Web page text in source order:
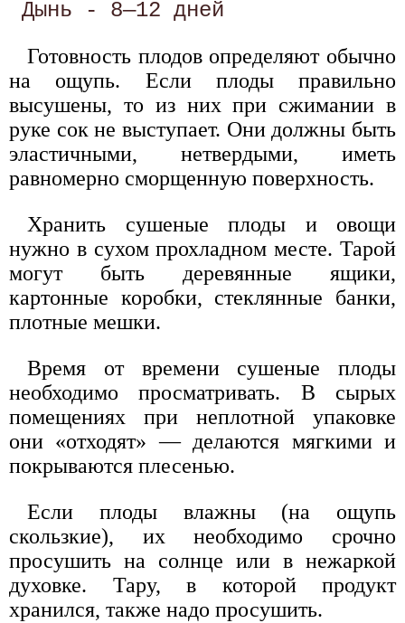
Готовность плодов определяют обычно
на ощупь. Если плоды правильно
высушены, то из них при сжимании в
руке сок не выступает. Они должны быть
эластичными, нетвердыми, иметь
равномерно сморщенную поверхность.
Хранить сушеные плоды и овощи
нужно в сухом прохладном месте. Тарой
могут быть деревянные ящики,
картонные коробки, стеклянные банки,
плотные мешки.
Время от времени сушеные плоды
необходимо просматривать. В сырых
помещениях при неплотной упаковке
они «отходят» — делаются мягкими и
покрываются плесенью.
Если плоды влажны (на ощупь
скользкие), их необходимо срочно
просушить на солнце или в нежаркой
духовке. Тару, в которой продукт
хранился, также надо просушить.